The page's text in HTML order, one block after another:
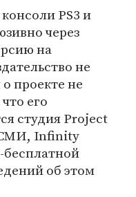
PS3 и
через
на
не
проекте не
его
студия Project
СМИ, Infinity
бесплатной
об этом